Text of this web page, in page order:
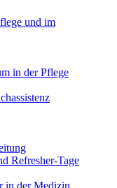
und im
in der Pflege
Refresher-Tage
in der Medizin